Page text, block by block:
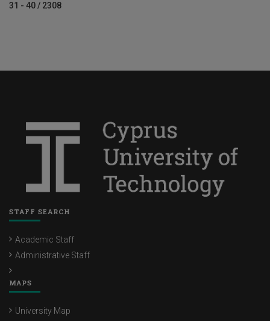
31 - 40 / 2308
STAFF SEARCH
Academic Staff
Administrative Staff
MAPS
University Map